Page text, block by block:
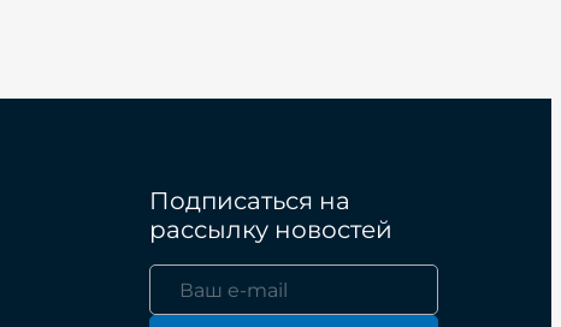
Подписаться на
рассылку новостей